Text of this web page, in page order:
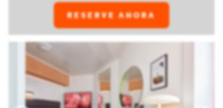
RESERVE AHORA